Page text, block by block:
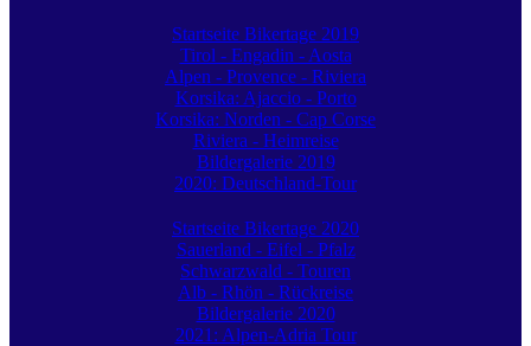
Startseite Bikertage 2019
Tirol - Engadin - Aosta
Alpen - Provence - Riviera
Korsika: Ajaccio - Porto
Korsika: Norden - Cap Corse
Riviera - Heimreise
Bildergalerie 2019
2020: Deutschland-Tour
Startseite Bikertage 2020
Sauerland - Eifel - Pfalz
Schwarzwald - Touren
Alb - Rhön - Rückreise
Bildergalerie 2020
2021: Alpen-Adria Tour